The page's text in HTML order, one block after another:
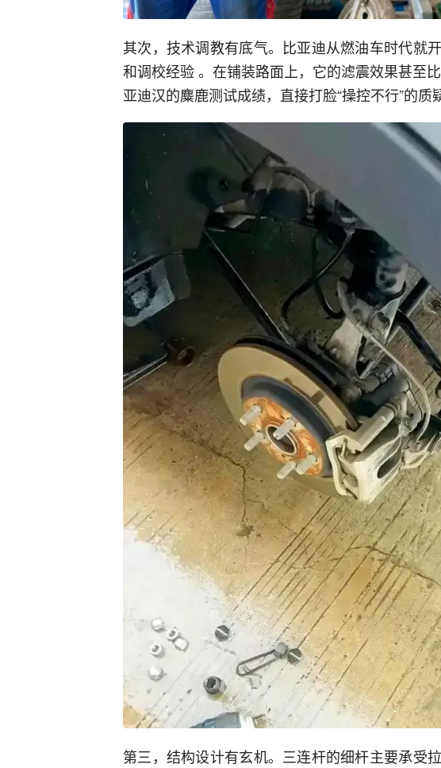
其次，技术调教有底气。比亚迪从燃油车时代就
和调校经验 。在铺装路面上，它的滤震效果甚至
亚迪汉的麋鹿测试成绩，直接打脸“操控不行”的质
第三，结构设计有玄机。三连杆的细杆主要承受